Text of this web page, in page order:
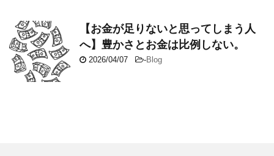
【お金が足りないと思ってしまう人
へ】豊かさとお金は比例しない。
2026/04/07 -Blog